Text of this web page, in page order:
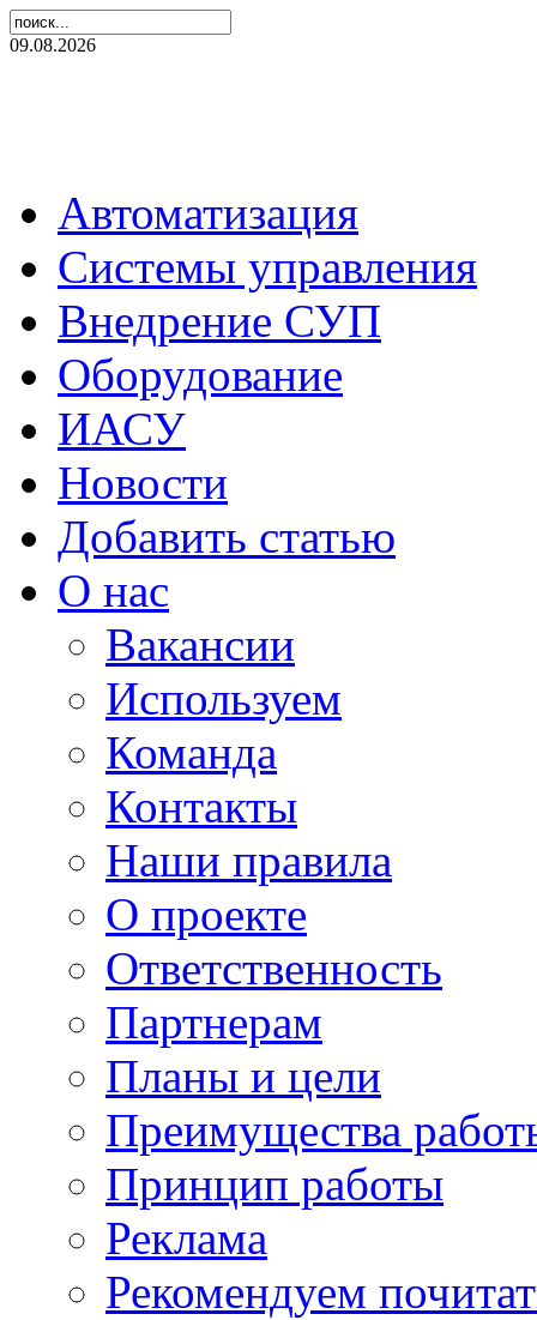
09.08.2026
Автоматизация
Системы управления
Внедрение СУП
Оборудование
ИАСУ
Новости
Добавить статью
О нас
Вакансии
Используем
Команда
Контакты
Наши правила
О проекте
Ответственность
Партнерам
Планы и цели
Преимущества
Принцип работы
Реклама
Рекомендуем